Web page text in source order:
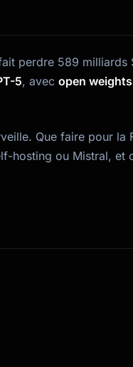
perdre 589 milliards
5, avec open
Que faire pour la
hosting ou Mistral, et